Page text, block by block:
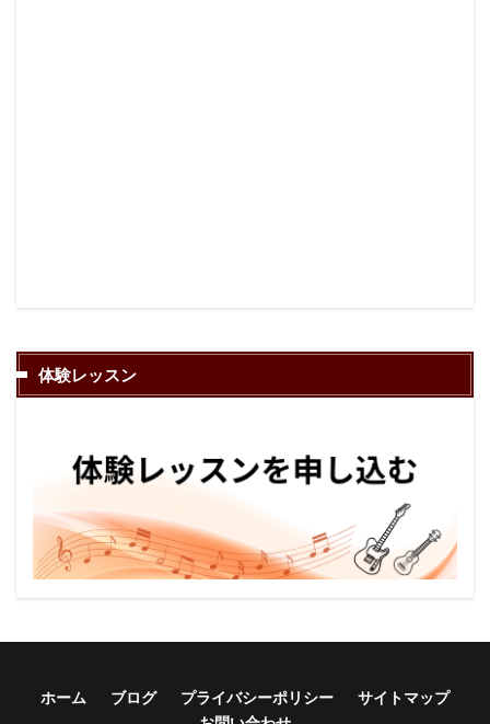
体験レッスン
ホーム ブログ プライバシーポリシー
サイトマップ